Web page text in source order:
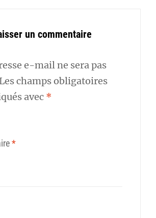
un commentaire
e-mail ne sera pas
Les champs obligatoires
avec *
*